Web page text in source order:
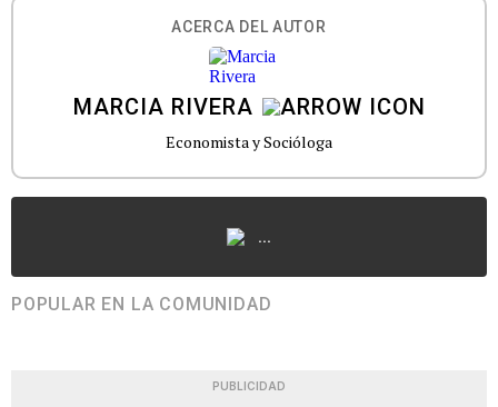
ACERCA DEL AUTOR
MARCIA RIVERA
Economista y Socióloga
...
POPULAR EN LA COMUNIDAD
PUBLICIDAD